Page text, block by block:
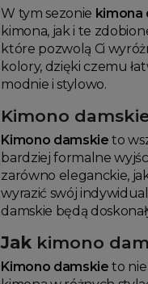
W tym sezonie kimona
kimona, jak i te
które pozwolą Ci
kolory, dzięki czemu
modnie i stylowo.
Kimono
Kimono damskie to
bardziej formalne
zarówno eleganckie,
wyrazić swój
damskie będą
Jak kimono
Kimono damskie to